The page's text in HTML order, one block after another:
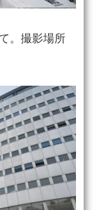
。撮影場所